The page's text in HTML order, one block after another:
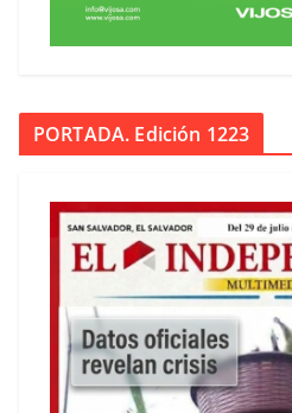
PORTADA. Edición 1223